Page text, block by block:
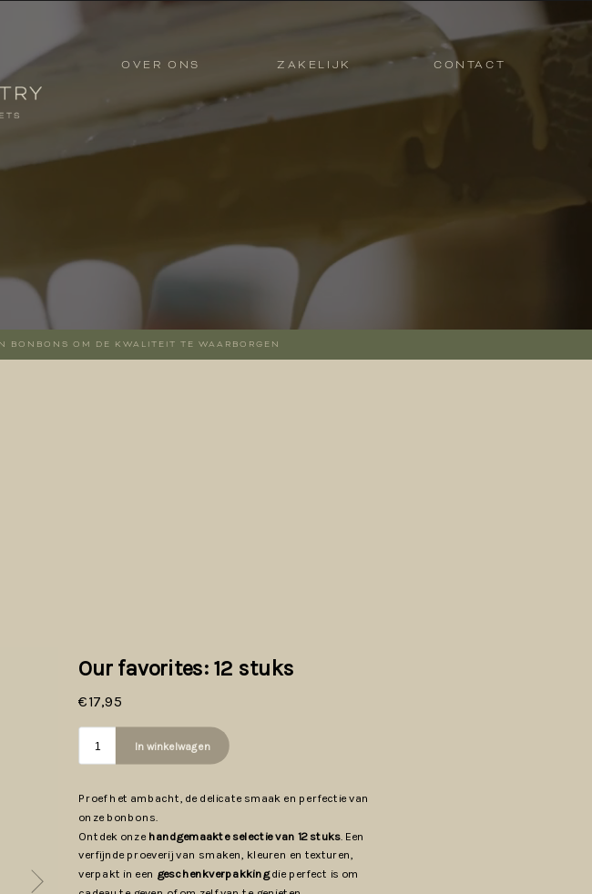
CONTACT
OVER ONS ZAKELIJK
CONTACT
OM DE KWALITEIT TE WAARBORGEN